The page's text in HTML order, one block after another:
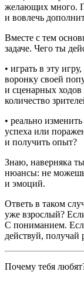
желающих много.
и вовлечь
Вместе с тем
задаче. Чего ты
• играть в эту
воронку своей
и сценарных ходов
количество
• реально
успеха или
и получить опыт?
Знаю, наверняка
нюансы: не можешь
и эмоций.
Ответь в таком
уже взрослый?
С пониманием.
действуй, получай
Почему тебя